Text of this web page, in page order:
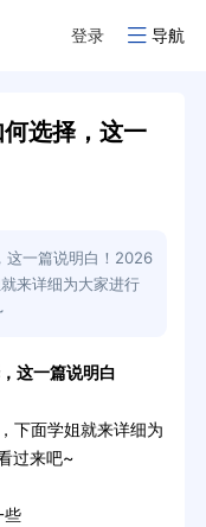
登录 导航
选择，这一
这一篇说明白！2026
来详细为大家进行
这一篇说明白
面学姐就来详细为
过来吧~
些